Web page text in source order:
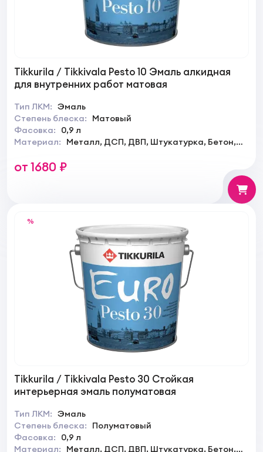
Tikkurila / Tikkivala Pesto 10 Эмаль алкидная
для внутренних работ матовая
Тип ЛКМ: Эмаль
Степень блеска:
Матовый
Фасовка:
0,9 л
Материал:
от 1680 ₽
%
Tikkurila / Tikkivala Pesto 30 Стойкая
интерьерная эмаль полуматовая
Тип ЛКМ: Эмаль
Степень блеска:
Полуматовый
Фасовка:
0,9 л
Материал: